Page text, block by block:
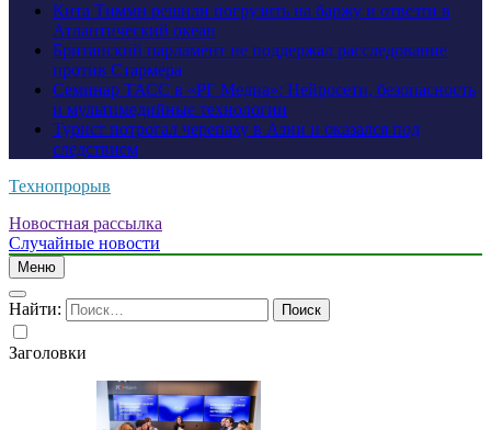
Кита Тимми решили погрузить на баржу и отвезти в
Атлантический океан
Британский парламент не поддержал расследование
против Стармера
Семинар ТАСС в «РГ Медиа»: Нейросети, безопасность
и мультимедийные технологии
Турист потрогал черепаху в Азии и оказался под
следствием
Технопрорыв
Новостная рассылка
Случайные новости
Меню
Найти:
Заголовки